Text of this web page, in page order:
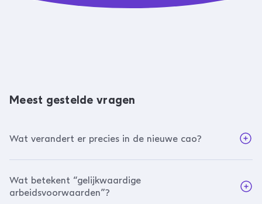
Meest gestelde vragen
Wat verandert er precies in de nieuwe cao?
Wat betekent “gelijkwaardige
arbeidsvoorwaarden”?